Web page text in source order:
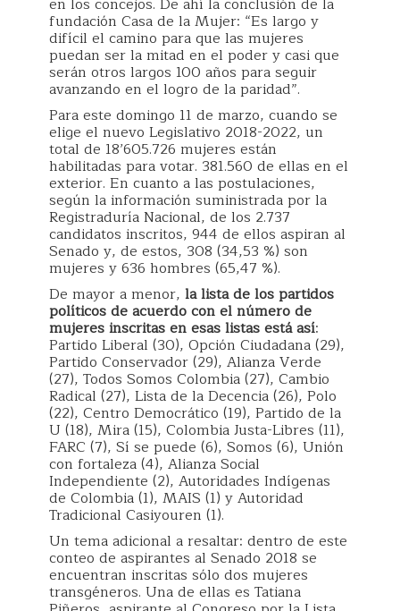
fundación Casa de la Mujer: “Es largo y
difícil el camino para que las mujeres
puedan ser la mitad en el poder y casi que
serán otros largos 100 años para seguir
avanzando en el logro de la paridad”.
Para este domingo 11 de marzo, cuando se
elige el nuevo Legislativo 2018-2022, un
total de 18’605.726 mujeres están
habilitadas para votar. 381.560 de ellas en el
exterior. En cuanto a las postulaciones,
según la información suministrada por la
Registraduría Nacional, de los 2.737
candidatos inscritos, 944 de ellos aspiran al
Senado y, de estos, 308 (34,53 %) son
mujeres y 636 hombres (65,47 %).
De mayor a menor, la lista de los partidos
políticos de acuerdo con el número de
mujeres inscritas en esas listas está así:
Partido Liberal (30), Opción Ciudadana (29),
Partido Conservador (29), Alianza Verde
(27), Todos Somos Colombia (27), Cambio
Radical (27), Lista de la Decencia (26), Polo
(22), Centro Democrático (19), Partido de la
U (18), Mira (15), Colombia Justa-Libres (11),
FARC (7), Sí se puede (6), Somos (6), Unión
con fortaleza (4), Alianza Social
Independiente (2), Autoridades Indígenas
de Colombia (1), MAIS (1) y Autoridad
Tradicional Casiyouren (1).
Un tema adicional a resaltar: dentro de este
conteo de aspirantes al Senado 2018 se
encuentran inscritas sólo dos mujeres
transgéneros. Una de ellas es Tatiana